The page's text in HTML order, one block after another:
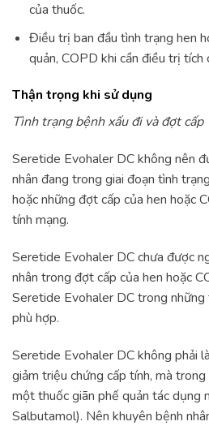
của thuốc.
Điều trị ban đầu tình trạng hen
quản, COPD khi cần điều trị tích
Thận trọng khi sử dụng
Tình trạng bệnh xấu đi và đợt cấp
Seretide Evohaler DC không nên
nhân đang trong giai đoạn tình
hoặc những đợt cấp của hen hoặc
tính mạng.
Seretide Evohaler DC chưa được
nhân trong đợt cấp của hen hoặc
Seretide Evohaler DC trong
phù hợp.
Seretide Evohaler DC không phải
giảm triệu chứng cấp tính, mà
một thuốc giãn phế quản tác dụng
Salbutamol). Nên khuyên bệnh